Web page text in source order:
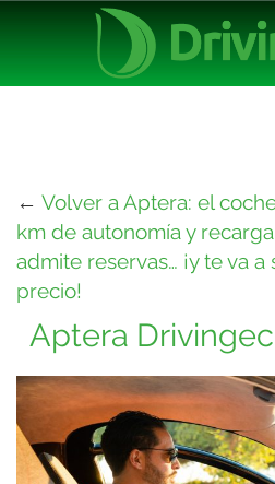
← Volver a Aptera: el
km de autonomía y
admite reservas… ¡y te va
precio!
Aptera